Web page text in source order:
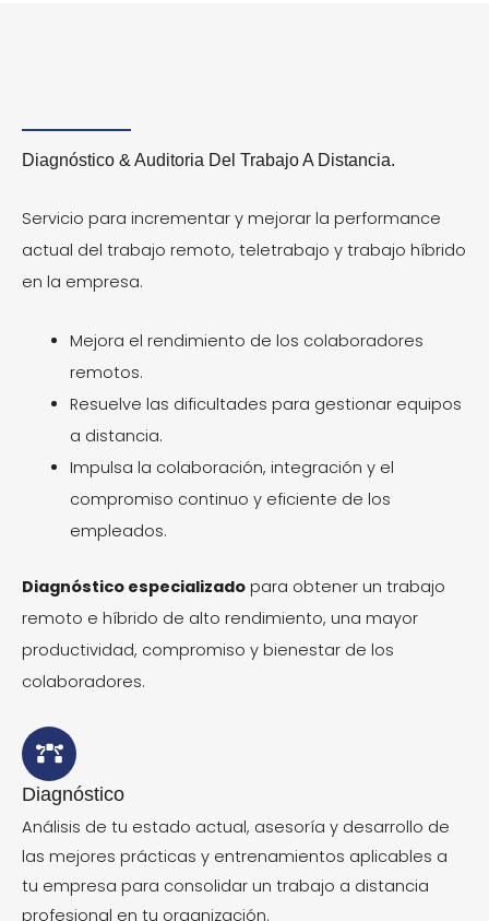
Diagnóstico & Auditoria Del Trabajo A Distancia.
Servicio para incrementar y mejorar la performance
actual del trabajo remoto, teletrabajo y trabajo híbrido
en la empresa.
Mejora el rendimiento de los colaboradores
remotos.
Resuelve las dificultades para gestionar equipos
a distancia.
Impulsa la colaboración, integración y el
compromiso continuo y eficiente de los
empleados.
Diagnóstico especializado para obtener un trabajo
remoto e híbrido de alto rendimiento, una mayor
productividad, compromiso y bienestar de los
colaboradores.
Diagnóstico
Análisis de tu estado actual, asesoría y desarrollo de
las mejores prácticas y entrenamientos aplicables a
tu empresa para consolidar un trabajo a distancia
profesional en tu organización.